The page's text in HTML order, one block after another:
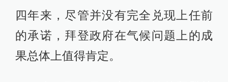
四年来，尽管并没有完全兑现上任前
的承诺，拜登政府在气候问题上的成
果总体上值得肯定。